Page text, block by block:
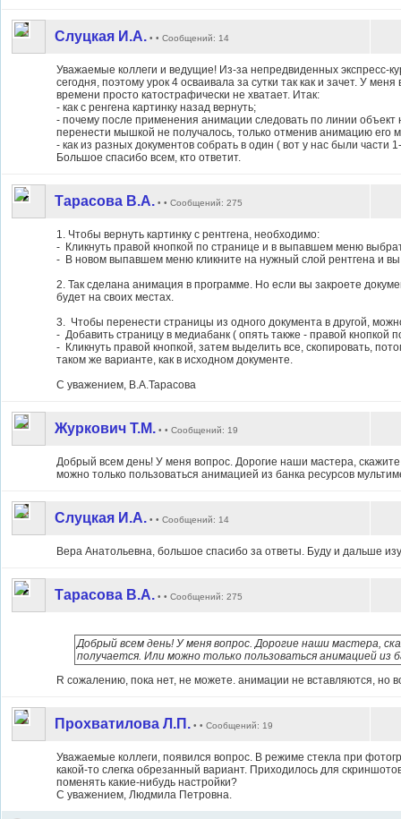
Слуцкая И.А. • • Сообщений: 14
Уважаемые коллеги и ведущие! Из-за непредвиденных экспресс-
сегодня, поэтому урок 4 осваивала за сутки так как и зачет. У
времени просто катострафически не хватает. Итак:
- как с ренгена картинку назад вернуть;
- почему после применения анимации следовать по линии
перенести мышкой не получалось, только отменив анимацию его
- как из разных документов собрать в один ( вот у нас были части
Большое спасибо всем, кто ответит.
Тарасова В.А. • • Сообщений: 275
1. Чтобы вернуть картинку с рентгена, необходимо:
- Кликнуть правой кнопкой по странице и в выпавшем меню
- В новом выпавшем меню кликните на нужный слой рентгена и вы
2. Так сделана анимация в программе. Но если вы закроете
будет на своих местах.
3. Чтобы перенести страницы из одного документа в другой,
- Добавить страницу в медиабанк ( опять также - правой кнопкой
- Кликнуть правой кнопкой, затем выделить все, скопировать,
таком же варианте, как в исходном документе.
С уважением, В.А.Тарасова
Журкович Т.М. • • Сообщений: 19
Добрый всем день! У меня вопрос. Дорогие наши мастера,
можно только пользоваться анимацией из банка ресурсов
Слуцкая И.А. • • Сообщений: 14
Вера Анатольевна, большое спасибо за ответы. Буду и дальше
Тарасова В.А. • • Сообщений: 275
Добрый всем день! У меня вопрос. Дорогие наши мастера,
получается. Или можно только пользоваться анимацией из
R cожалению, пока нет, не можете. анимации не вставляются, но
Прохватилова Л.П. • • Сообщений: 19
Уважаемые коллеги, появился вопрос. В режиме стекла при
какой-то слегка обрезанный вариант. Приходилось для
поменять какие-нибудь настройки?
С уважением, Людмила Петровна.